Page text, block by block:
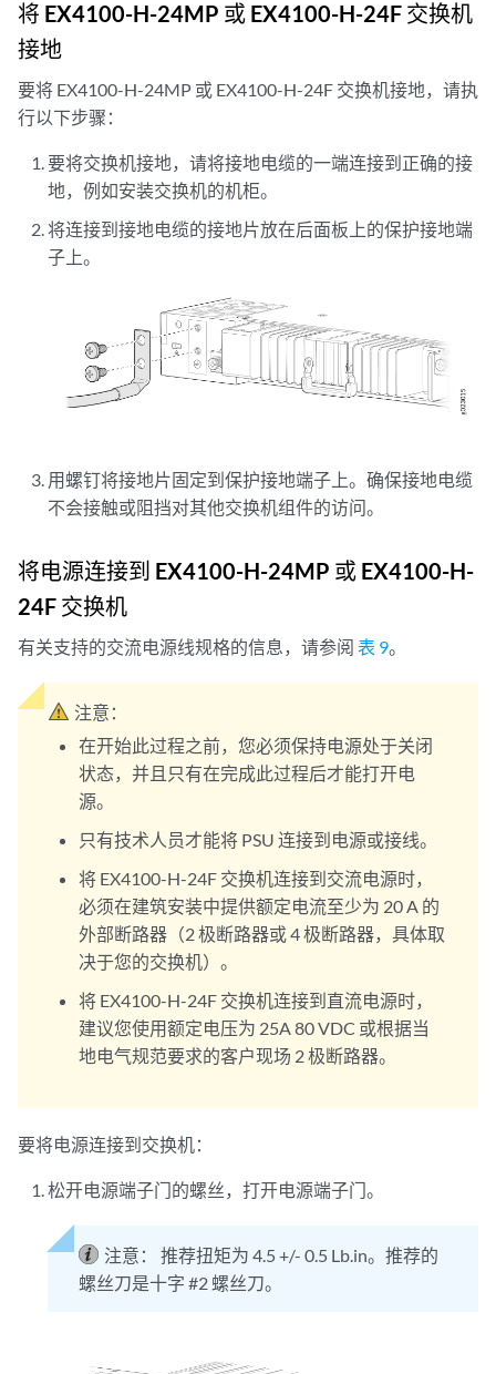
将 EX4100-H-24MP 或 EX4100-H-24F 交换机
接地
要将 EX4100-H-24MP 或 EX4100-H-24F 交换机接地，请执
行以下步骤：
要将交换机接地，请将接地电缆的一端连接到正确的接
地，例如安装交换机的机柜。
将连接到接地电缆的接地片放在后面板上的保护接地端
子上。
用螺钉将接地片固定到保护接地端子上。确保接地电缆
不会接触或阻挡对其他交换机组件的访问。
将电源连接到 EX4100-H-24MP 或 EX4100-H-
24F 交换机
有关支持的交流电源线规格的信息，请参阅 表 9。
注意：
在开始此过程之前，您必须保持电源处于关闭
状态，并且只有在完成此过程后才能打开电
源。
只有技术人员才能将 PSU 连接到电源或接线。
将 EX4100-H-24F 交换机连接到交流电源时，
必须在建筑安装中提供额定电流至少为 20 A 的
外部断路器（2 极断路器或 4 极断路器，具体取
决于您的交换机）。
将 EX4100-H-24F 交换机连接到直流电源时，
建议您使用额定电压为 25A 80 VDC 或根据当
地电气规范要求的客户现场 2 极断路器。
要将电源连接到交换机：
松开电源端子门的螺丝，打开电源端子门。
注意：
推荐扭矩为 4.5 +/- 0.5 Lb.in。推荐的
螺丝刀是十字 #2 螺丝刀。